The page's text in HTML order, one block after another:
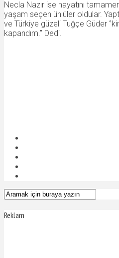
Necla Nazır ise hayatını
yaşam seçen ünlüler oldular.
ve Türkiye güzeli Tuğçe Güder
kapandım.’’ Dedi.
Reklam